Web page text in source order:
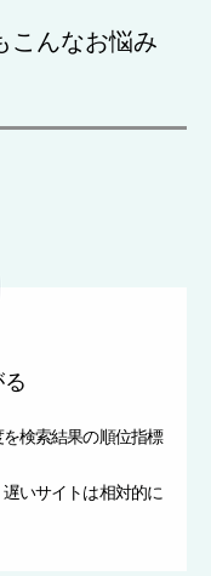
こんなお悩み
検索結果の順位指標
いサイトは相対的に